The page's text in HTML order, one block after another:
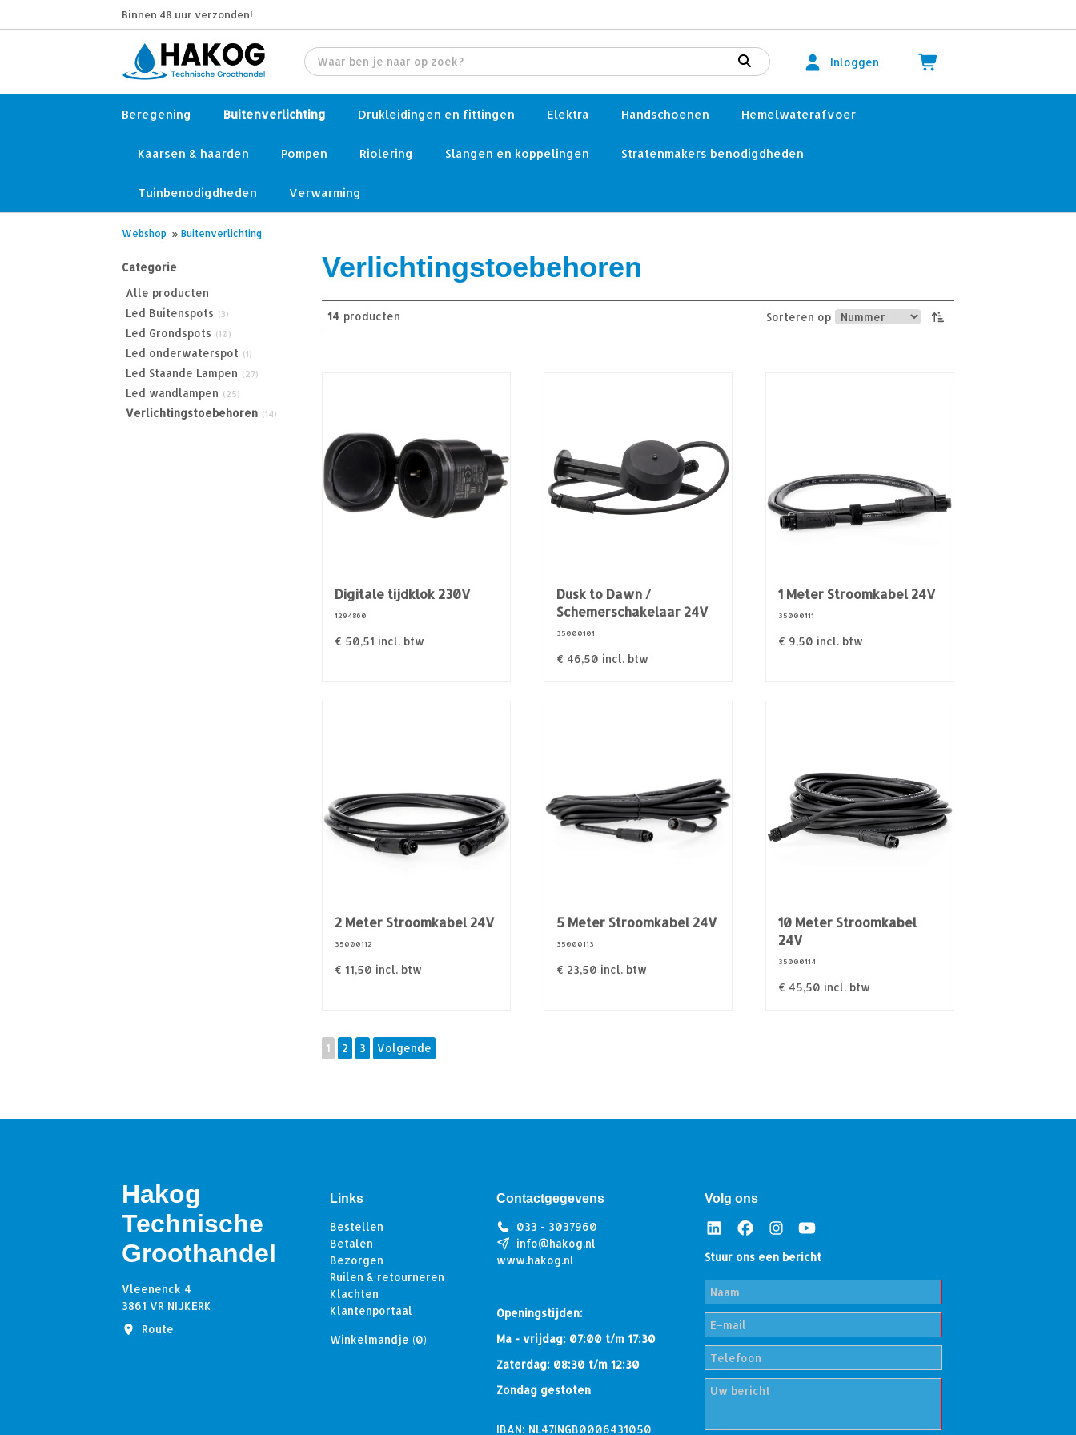
Binnen 48 uur verzonden!
Inloggen
Beregening Buitenverlichting Drukleidingen en fittingen Elektra Handschoenen Hemelwaterafvoer
Kaarsen & haarden Pompen Riolering Slangen en koppelingen Stratenmakers benodigdheden
Tuinbenodigdheden Verwarming
Webshop » Buitenverlichting
Categorie
Alle producten
Led Buitenspots (3)
Led Grondspots (10)
Led onderwaterspot (1)
Led Staande Lampen (27)
Led wandlampen (25)
Verlichtingstoebehoren (14)
Verlichtingstoebehoren
14 producten Sorteren op
Digitale tijdklok 230V
1294860
€ 50,51 incl. btw
Dusk to Dawn /
Schemerschakelaar 24V
35000101
€ 46,50 incl. btw
1 Meter Stroomkabel 24V
35000111
€ 9,50 incl. btw
2 Meter Stroomkabel 24V
35000112
€ 11,50 incl. btw
5 Meter Stroomkabel 24V
35000113
€ 23,50 incl. btw
10 Meter Stroomkabel
24V
35000114
€ 45,50 incl. btw
1 2 3 Volgende
Hakog
Technische
Groothandel
Vleenenck 4
3861 VR NIJKERK
Route
Links
Bestellen
Betalen
Bezorgen
Ruilen & retourneren
Klachten
Klantenportaal
Winkelmandje (0)
Contactgegevens
033 - 3037960
info@hakog.nl
www.hakog.nl
Openingstijden:
Ma - vrijdag: 07:00 t/m 17:30
Zaterdag: 08:30 t/m 12:30
Zondag gestoten
IBAN: NL47INGB0006431050
Volg ons
Stuur ons een bericht